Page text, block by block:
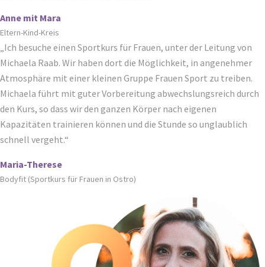
Anne mit Mara
Eltern-Kind-Kreis
„Ich besuche einen Sportkurs für Frauen, unter der Leitung von
Michaela Raab. Wir haben dort die Möglichkeit, in angenehmer
Atmosphäre mit einer kleinen Gruppe Frauen Sport zu treiben.
Michaela führt mit guter Vorbereitung abwechslungsreich durch
den Kurs, so dass wir den ganzen Körper nach eigenen
Kapazitäten trainieren können und die Stunde so unglaublich
schnell vergeht.“
Maria-Therese
Bodyfit (Sportkurs für Frauen in Ostro)